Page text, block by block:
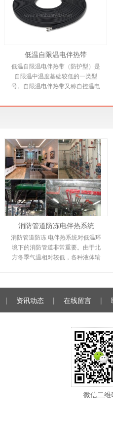
低温自限温电伴热带
低温自限温电伴热带（防护型）是
自限温中温度基础较低的一类型
号。自限温电伴热带又称自控温电
电热产品，由高分子
消防管道防冻电伴热系统
消防管道防冻 电伴热系统对低温环
境下的消防管道非常重要。由于北
方冬季气温相对较低，各种液体输
| 资讯动态 | 在线留言 |
微信二维